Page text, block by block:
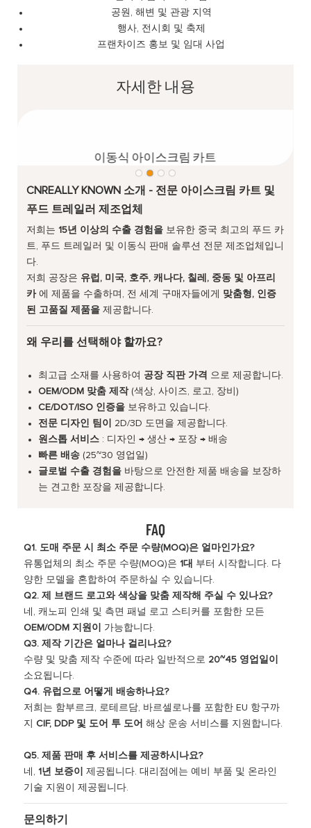
공원, 해변 및 관광 지역
행사, 전시회 및 축제
프랜차이즈 홍보 및 임대 사업
자세한 내용
이동식 아이스크림 카트
CNREALLY KNOWN 소개 - 전문 아이스크림 카트 및
푸드 트레일러 제조업체
저희는15년 이상의 수출 경험을 보유한 중국 최고의 푸드 카
트, 푸드 트레일러 및 이동식 판매 솔루션 전문 제조업체입니
다.
저희 공장은 유럽, 미국, 호주, 캐나다, 칠레, 중동 및 아프리
카에 제품을 수출하며, 전 세계 구매자들에게 맞춤형, 인증
된 고품질 제품을 제공합니다.
왜 우리를 선택해야 할까요?
최고급 소재를 사용하여 공장 직판 가격
으로 제공합니다.
OEM/ODM 맞춤 제작(색상, 사이즈, 로고, 장비)
CE/DOT/ISO 인증을 보유하고 있습니다.
전문 디자인 팀이
2D/3D 도면을 제공합니다.
원스톱 서비스 : 디자인 → 생산 → 포장 → 배송
빠른 배송 (25~30 영업일)
글로벌 수출 경험을 바탕으로 안전한 제품 배송을 보장하
는 견고한 포장을 제공합니다.
FAQ
Q1. 도매 주문 시 최소 주문 수량(MOQ)은 얼마인가요?
유통업체의 최소 주문 수량(MOQ)은 1대 부터 시작합니다. 다
양한 모델을 혼합하여 주문하실 수 있습니다.
Q2. 제 브랜드 로고와 색상을 맞춤 제작해 주실 수 있나요?
네, 캐노피 인쇄 및 측면 패널 로고 스티커를 포함한 모든
OEM/ODM 지원이
가능합니다.
Q3. 제작 기간은 얼마나 걸리나요?
수량 및 맞춤 제작 수준에 따라 일반적으로 20~45 영업일이
소요됩니다.
Q4. 유럽으로 어떻게 배송하나요?
저희는 함부르크, 로테르담, 바르셀로나를 포함한 EU 항구까
지 CIF, DDP 및 도어 투 도어 해상 운송 서비스를 지원합니다.
Q5. 제품 판매 후 서비스를 제공하시나요?
네, 1년 보증이
제공됩니다. 대리점에는 예비 부품 및 온라인
기술 지원이 제공됩니다.
문의하기